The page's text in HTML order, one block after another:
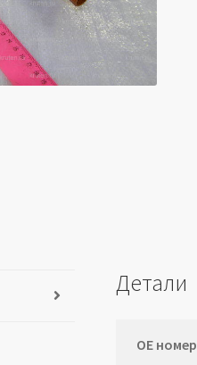
Детали
ОЕ номер